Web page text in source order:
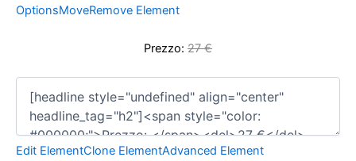
OptionsMoveRemove Element
Prezzo: 27 €
Edit ElementClone ElementAdvanced Element